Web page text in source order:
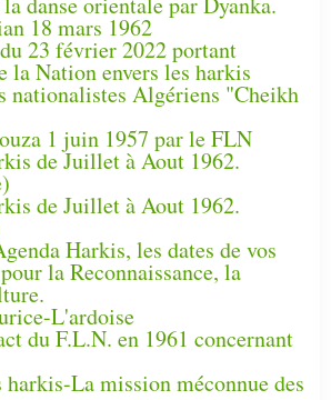
18 mars 1962
23 février 2022 portant
la Nation envers les harkis
nationalistes Algériens "Cheikh
1 juin 1957 par le FLN
de Juillet à Aout 1962.
de Juillet à Aout 1962.
Harkis, les dates de vos
la Reconnaissance, la
L'ardoise
du F.L.N. en 1961 concernant
La mission méconnue des